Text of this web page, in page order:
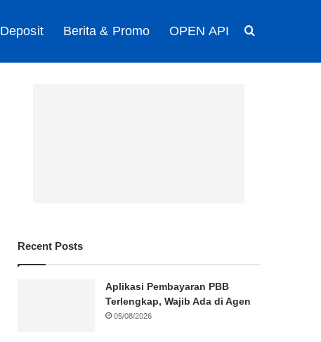
Deposit Berita & Promo OPEN API
Recent Posts
Aplikasi Pembayaran PBB
Terlengkap, Wajib Ada di Agen
05/08/2026